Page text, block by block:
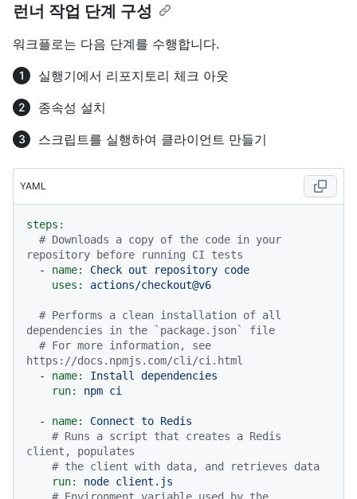
런너 작업 단계 구성
워크플로는 다음 단계를 수행합니다.
실행기에서 리포지토리 체크 아웃
종속성 설치
스크립트를 실행하여 클라이언트 만들기
YAML
steps:
# Downloads a copy of the code in your
repository before running CI tests
-
name: Check out repository code
uses:
actions/checkout@v6
# Performs a clean installation of all
dependencies in the `package.json` file
# For more information, see
https://docs.npmjs.com/cli/ci.html
-
name: Install
dependencies
run:
npm ci
- name: Connect to Redis
# Runs a script that creates a Redis
client, populates
# the client with data, and retrieves data
run:
node client.js
# Environment variable used by the